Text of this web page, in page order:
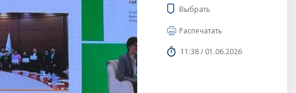
Выбрать
Распечатать
11:38 / 01.06.2026